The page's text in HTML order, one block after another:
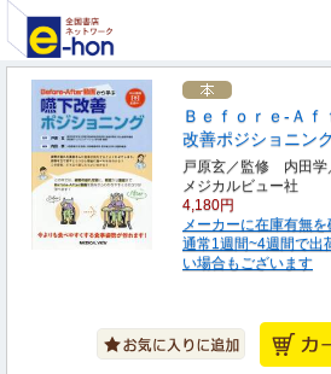
Ｂｅｆｏｒｅ‐Ａ
改善ポジショニン
戸原玄／監修 内田学
メジカルビュー社
4,180円
メーカーに在庫有無
通常1週間~4週間で
い場合もございます